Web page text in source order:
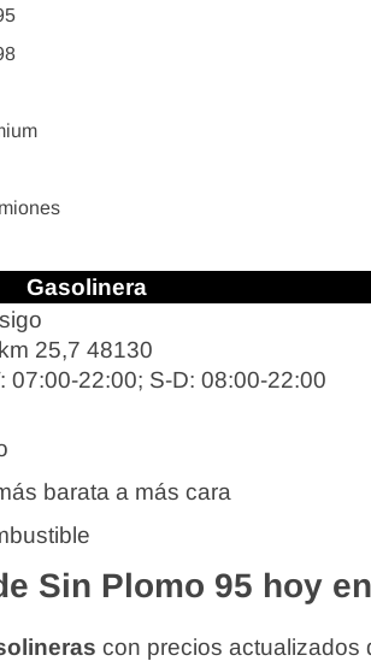
Gasolinera
25,7 48130
07:00-22:00; S-D: 08:00-22:00
barata a más cara
Sin Plomo 95 hoy
con precios actualizados